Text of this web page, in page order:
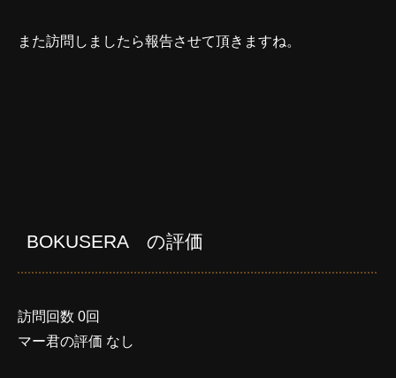
また訪問しましたら報告させて頂きますね。
BOKUSERA の評価
訪問回数 0回
マー君の評価 なし